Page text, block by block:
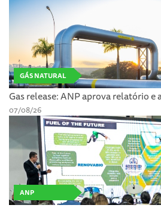
GÁS NATURAL
Gas release: ANP aprova relatório
07/08/26
ANP